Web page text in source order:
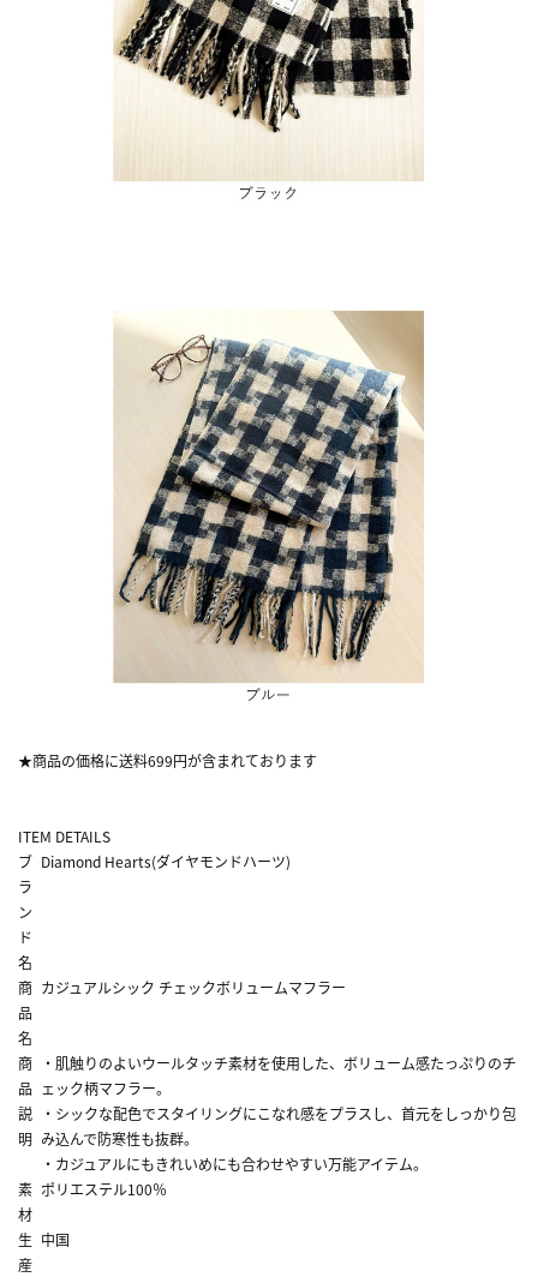
★商品の価格に送料699円が含まれております
ITEM DETAILS
ブ
ラ
ン
ド
名
Diamond Hearts(ダイヤモンドハーツ)
商
品
名
カジュアルシック チェックボリュームマフラー
商
品
説
明
・肌触りのよいウールタッチ素材を使用した、ボリューム感たっぷりのチ
ェック柄マフラー。
・シックな配色でスタイリングにこなれ感をプラスし、首元をしっかり包
み込んで防寒性も抜群。
・カジュアルにもきれいめにも合わせやすい万能アイテム。
素
材
ポリエステル100％
生
産
中国